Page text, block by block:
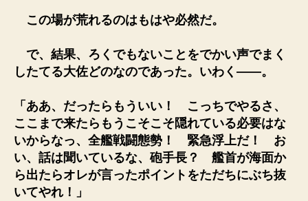
この場が荒れるのはもはや必然だ。
で、結果、ろくでもないことをでかい声でまく
したてる大佐どのなのであった。いわく――。
「ああ、だったらもういい！ こっちでやるさ、
ここまで来たらもうこそこそ隠れている必要はな
いからなっ、全艦戦闘態勢！ 緊急浮上だ！ お
い、話は聞いているな、砲手長？ 艦首が海面か
ら出たらオレが言ったポイントをただちにぶち抜
いてやれ！」